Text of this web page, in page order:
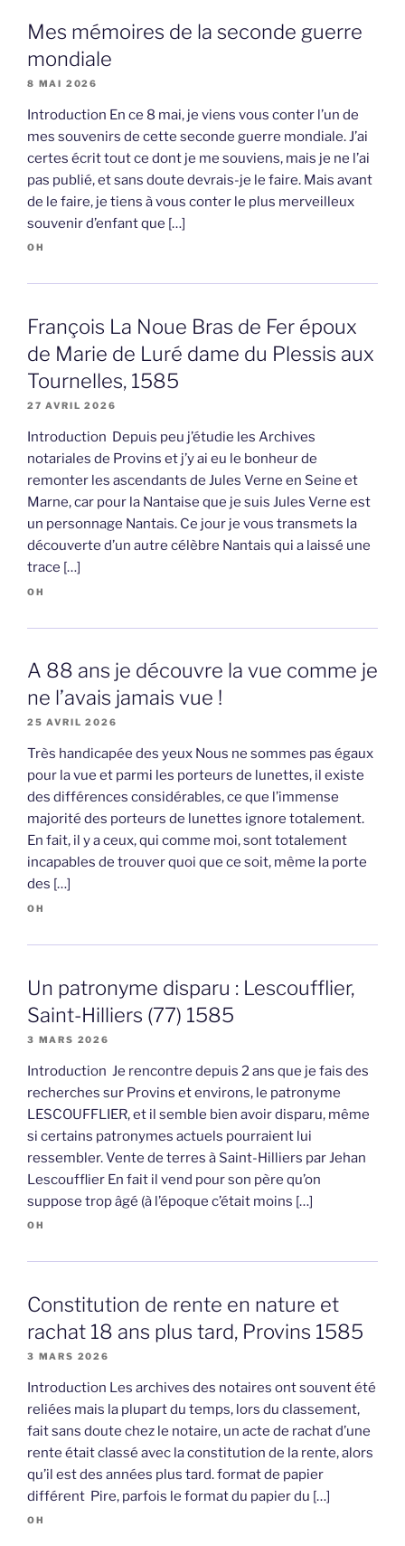
Mes mémoires de la seconde guerre
mondiale
8 MAI 2026
Introduction En ce 8 mai, je viens vous conter l’un de
mes souvenirs de cette seconde guerre mondiale. J’ai
certes écrit tout ce dont je me souviens, mais je ne l’ai
pas publié, et sans doute devrais-je le faire. Mais avant
de le faire, je tiens à vous conter le plus merveilleux
souvenir d’enfant que […]
OH
François La Noue Bras de Fer époux
de Marie de Luré dame du Plessis aux
Tournelles, 1585
27 AVRIL 2026
Introduction Depuis peu j’étudie les Archives
notariales de Provins et j’y ai eu le bonheur de
remonter les ascendants de Jules Verne en Seine et
Marne, car pour la Nantaise que je suis Jules Verne est
un personnage Nantais. Ce jour je vous transmets la
découverte d’un autre célèbre Nantais qui a laissé une
trace […]
OH
A 88 ans je découvre la vue comme je
ne l’avais jamais vue !
25 AVRIL 2026
Très handicapée des yeux Nous ne sommes pas égaux
pour la vue et parmi les porteurs de lunettes, il existe
des différences considérables, ce que l’immense
majorité des porteurs de lunettes ignore totalement.
En fait, il y a ceux, qui comme moi, sont totalement
incapables de trouver quoi que ce soit, même la porte
des […]
OH
Un patronyme disparu : Lescoufflier,
Saint-Hilliers (77) 1585
3 MARS 2026
Introduction Je rencontre depuis 2 ans que je fais des
recherches sur Provins et environs, le patronyme
LESCOUFFLIER, et il semble bien avoir disparu, même
si certains patronymes actuels pourraient lui
ressembler. Vente de terres à Saint-Hilliers par Jehan
Lescoufflier En fait il vend pour son père qu’on
suppose trop âgé (à l’époque c’était moins […]
OH
Constitution de rente en nature et
rachat 18 ans plus tard, Provins 1585
3 MARS 2026
Introduction Les archives des notaires ont souvent été
reliées mais la plupart du temps, lors du classement,
fait sans doute chez le notaire, un acte de rachat d’une
rente était classé avec la constitution de la rente, alors
qu’il est des années plus tard. format de papier
différent Pire, parfois le format du papier du […]
OH